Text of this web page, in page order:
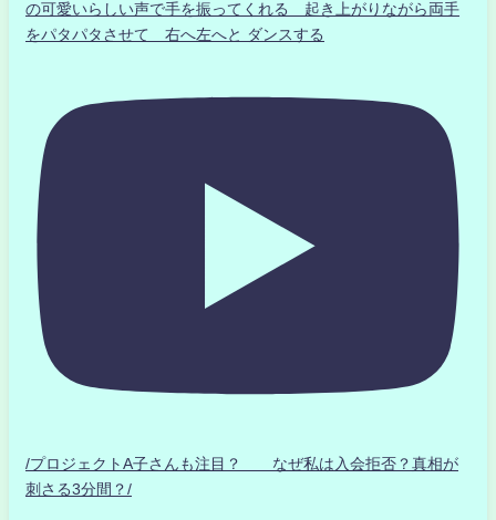
の可愛いらしい声で手を振ってくれる 起き上がりながら両手
をパタパタさせて 右へ左へと ダンスする
/プロジェクトA子さんも注目？ なぜ私は入会拒否？真相が
刺さる3分間？/